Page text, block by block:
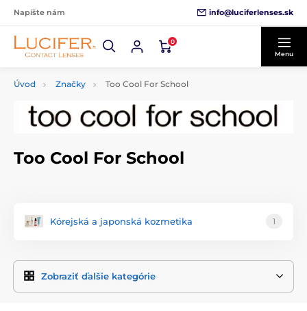
Napíšte nám info@luciferlenses.sk
0
Menu
Úvod Značky Too Cool For School
Too Cool For School
Kórejská a japonská kozmetika 1
Zobraziť ďalšie kategórie